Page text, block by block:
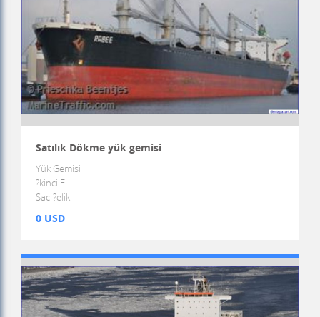
Satılık Dökme yük gemisi
Yük Gemisi
?kinci El
Sac-?elik
0 USD